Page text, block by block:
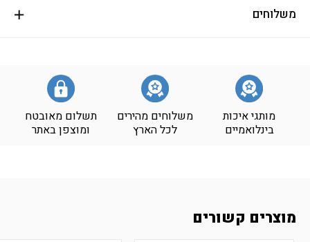
משלוחים
מותגי איכות
בינלואמיים
משלוחים מהירים
לכל הארץ
תשלום מאובטח
ומוצפן באתר
מוצרים קשורים